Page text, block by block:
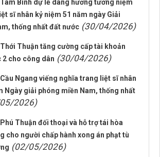
Bình dự lễ dâng hương tưởng niệm
sĩ nhân kỷ niệm 51 năm ngày Giải
thống nhất đất nước (30/04/2026)
Thuận tăng cường cấp tài khoản
cho công dân (30/04/2026)
Ngang viếng nghĩa trang liệt sĩ nhân
Ngày giải phóng miền Nam, thống nhất
2026)
Thuận đối thoại và hỗ trợ tái hòa
cho người chấp hành xong án phạt tù
(02/05/2026)